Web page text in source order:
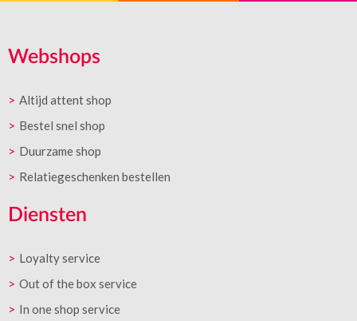
Webshops
Altijd attent shop
Bestel snel shop
Duurzame shop
Relatiegeschenken bestellen
Diensten
Loyalty service
Out of the box service
In one shop service